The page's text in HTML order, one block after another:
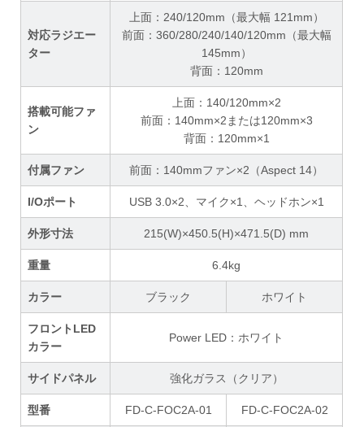
対応ラジエー
ター
上面：240/120mm（最大幅 121mm）
前面：360/280/240/140/120mm（最大幅
145mm）
背面：120mm
搭載可能ファ
ン
上面：140/120mm×2
前面：140mm×2または120mm×3
背面：120mm×1
付属ファン 前面：140mmファン×2（Aspect 14）
I/Oポート USB 3.0×2、マイク×1、ヘッドホン×1
外形寸法 215(W)×450.5(H)×471.5(D) mm
重量 6.4kg
カラー ブラック ホワイト
フロントLED
カラー
Power LED：ホワイト
サイドパネル 強化ガラス（クリア）
型番 FD-C-FOC2A-01 FD-C-FOC2A-02